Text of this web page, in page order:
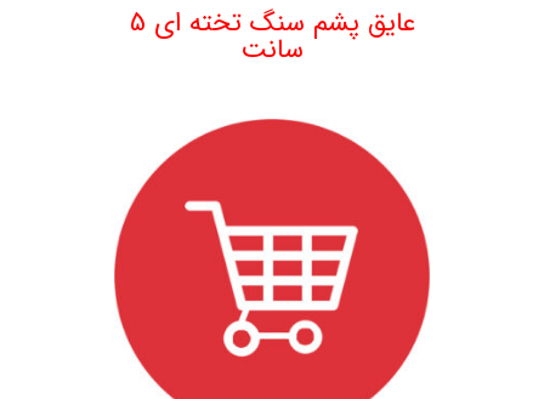
عایق پشم سنگ تخته ای 5
سانت